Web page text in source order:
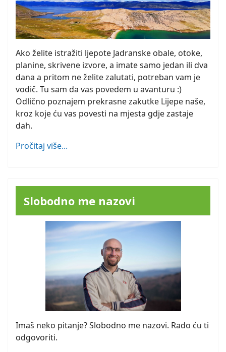
Ako želite istražiti ljepote Jadranske obale, otoke,
planine, skrivene izvore, a imate samo jedan ili dva
dana a pritom ne želite zalutati, potreban vam je
vodič. Tu sam da vas povedem u avanturu :)
Odlično poznajem prekrasne zakutke Lijepe naše,
kroz koje ću vas povesti na mjesta gdje zastaje
dah.
Pročitaj više...
Slobodno me nazovi
Imaš neko pitanje? Slobodno me nazovi. Rado ću ti
odgovoriti.